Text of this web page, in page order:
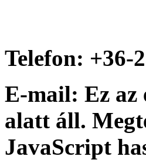
Telefon: +36-
E-mail: Ez az
alatt áll.
JavaScript